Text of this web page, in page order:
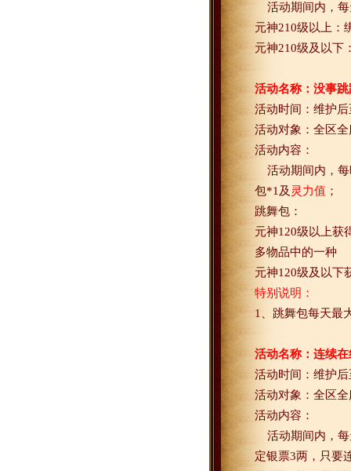
活动期间内，
元神210级以上：
元神210级及以下
活动名称：没事跳
活动时间：维护后
活动对象：全区全
活动内容：
活动期间内，
包*1 及 灵力值 ；
跳舞包：
元神120级以上获
多物品中的一种
元神120级及以下
特别说明：
1
、跳舞包每天最
活动名称：连续
活动时间：维护后
活动对象：全区全
活动内容：
活动期间内，
定银票3两，只要